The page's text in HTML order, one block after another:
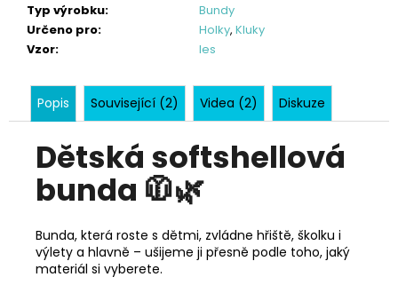
Typ výrobku:
Bundy
Určeno pro: Holky, Kluky
Vzor: les
Popis Související (2) Videa (2) Diskuze
Dětská softshellová
bunda 🧥🌿
Bunda, která roste s dětmi, zvládne hřiště, školku i
výlety a hlavně – ušijeme ji přesně podle toho, jaký
materiál si vyberete.